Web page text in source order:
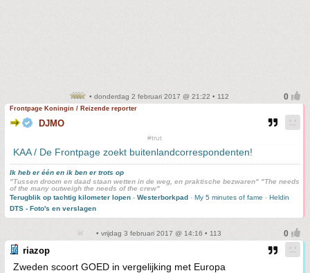
• donderdag 2 februari 2017 @ 21:22 • 112
Frontpage Koningin / Reizende reporter
DJMO
#trut
KAA / De Frontpage zoekt buitenlandcorrespondenten!
Ik heb er één en ik ben er trots op
"Tussen droom en daad staan wetten in de weg, en praktische bezwaren" "The needs
of the many outweigh the needs of the crew"
Terugblik op tachtig kilometer lopen - Westerborkpad - My 5 minutes of fame - Heldin
DTS - Foto's en verslagen
• vrijdag 3 februari 2017 @ 14:16 • 113
riazop
Zweden scoort GOED in vergelijking met Europa